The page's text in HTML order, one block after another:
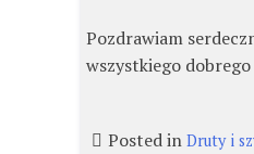
Pozdrawiam
wszystkiego
Posted in Druty i